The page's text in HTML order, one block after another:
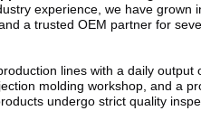
experience, we have grown
a trusted OEM partner for
lines with a daily output
molding workshop, and a
undergo strict quality